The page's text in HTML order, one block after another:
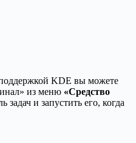
KDE вы можете
из меню «Средство
задач и запустить его, когда